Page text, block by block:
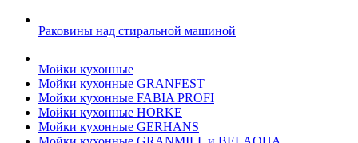
Раковины над стиральной машиной
Мойки кухонные
Мойки кухонные GRANFEST
Мойки кухонные FABIA PROFI
Мойки кухонные HORKE
Мойки кухонные GERHANS